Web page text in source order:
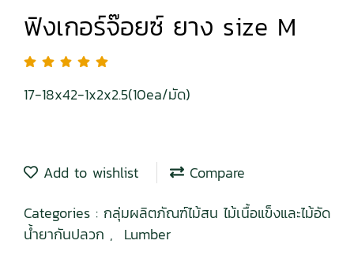
ฟิงเกอร์จ๊อยซ์ ยาง size M
17-18x42-1x2x2.5(10ea/มัด)
Add to wishlist
Compare
Categories : กลุ่มผลิตภัณฑ์ไม้สน ไม้เนื้อแข็งและไม้อัด
น้ำยากันปลวก , Lumber